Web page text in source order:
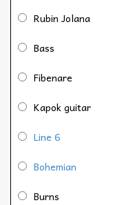
Rubin Jolana
Bass
Fibenare
Kapok guitar
Line 6
Bohemian
Burns